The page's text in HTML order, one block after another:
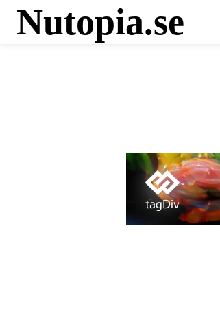
Nutopia.se